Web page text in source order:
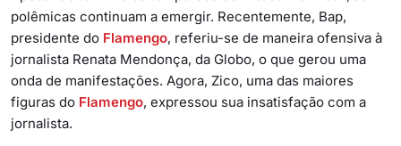
polêmicas continuam a emergir. Recentemente, Bap,
presidente do Flamengo, referiu-se de maneira ofensiva à
jornalista Renata Mendonça, da Globo, o que gerou uma
onda de manifestações. Agora, Zico, uma das maiores
figuras do Flamengo, expressou sua insatisfação com a
jornalista.